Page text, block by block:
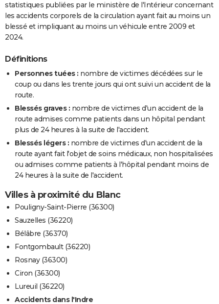
statistiques publiées par le ministère de l'Intérieur concernant
les accidents corporels de la circulation ayant fait au moins un
blessé et impliquant au moins un véhicule entre 2009 et
2024.
Définitions
Personnes tuées : nombre de victimes décédées sur le
coup ou dans les trente jours qui ont suivi un accident de la
route.
Blessés graves : nombre de victimes d'un accident de la
route admises comme patients dans un hôpital pendant
plus de 24 heures à la suite de l'accident.
Blessés légers : nombre de victimes d'un accident de la
route ayant fait l'objet de soins médicaux, non hospitalisées
ou admises comme patients à l'hôpital pendant moins de
24 heures à la suite de l'accident.
Villes à proximité du Blanc
Pouligny-Saint-Pierre (36300)
Sauzelles (36220)
Bélâbre (36370)
Fontgombault (36220)
Rosnay (36300)
Ciron (36300)
Lureuil (36220)
Accidents dans l'Indre